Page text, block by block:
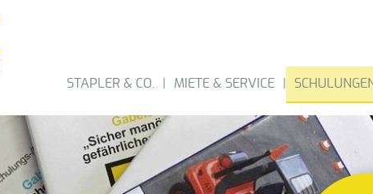
STAPLER & CO. MIETE & SERVICE